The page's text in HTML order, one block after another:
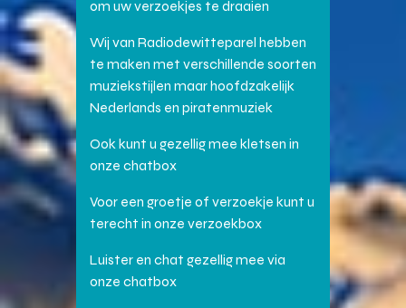
om uw verzoekjes te draaien
Wij van Radiodewitteparel hebben
te maken met verschillende soorten
muziekstijlen maar hoofdzakelijk
Nederlands en piratenmuziek
Ook kunt u gezellig mee kletsen in
onze chatbox
Voor een groetje of verzoekje kunt u
terecht in onze verzoekbox
Luister en chat gezellig mee via
onze chatbox